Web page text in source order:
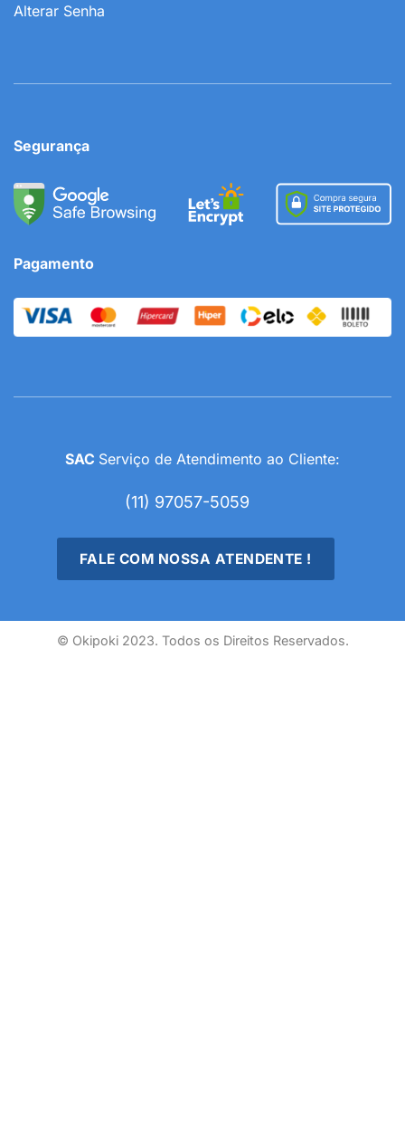
Alterar Senha
Segurança
Pagamento
SAC Serviço de Atendimento ao Cliente:
(11) 97057-5059
FALE COM NOSSA ATENDENTE !
© Okipoki 2023. Todos os Direitos Reservados.